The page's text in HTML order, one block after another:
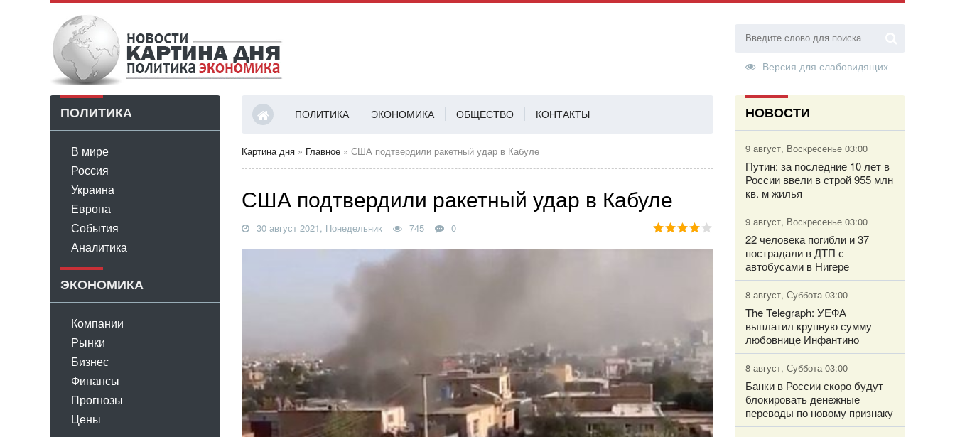
Версия для слабовидящих
ПОЛИТИКА
В мире
Россия
Украина
Европа
События
Аналитика
ЭКОНОМИКА
Компании
Рынки
Бизнес
Финансы
Прогнозы
Цены
ПОЛИТИКА ЭКОНОМИКА ОБЩЕСТВО КОНТАКТЫ
Картина дня » Главное » США подтвердили ракетный удар в Кабуле
США подтвердили ракетный удар в Кабуле
30 август 2021, Понедельник 745 0
НОВОСТИ
9 август, Воскресенье 03:00
Путин: за последние 10 лет в
России ввели в строй 955 млн
кв. м жилья
9 август, Воскресенье 03:00
22 человека погибли и 37
пострадали в ДТП с
автобусами в Нигере
8 август, Суббота 03:00
The Telegraph: УЕФА
выплатил крупную сумму
любовнице Инфантино
8 август, Суббота 03:00
Банки в России скоро будут
блокировать денежные
переводы по новому признаку